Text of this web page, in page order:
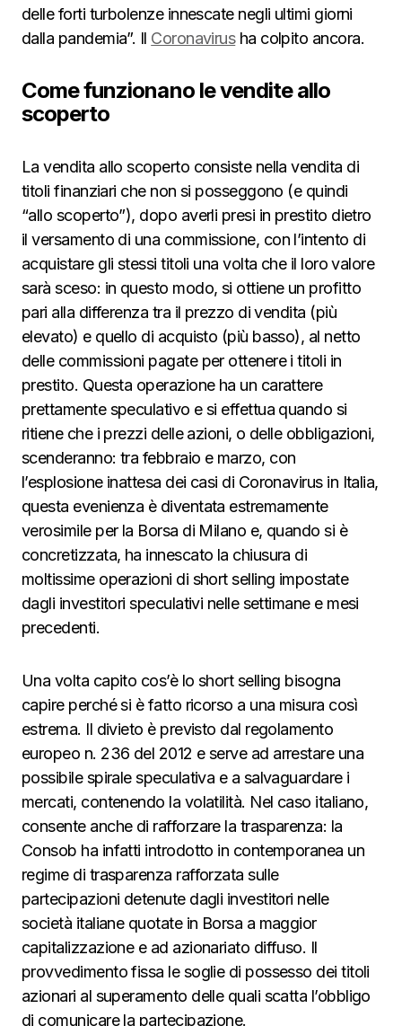
delle forti turbolenze innescate negli ultimi giorni
dalla pandemia”. Il Coronavirusha colpito ancora.
Come funzionano le vendite allo
scoperto
La vendita allo scoperto consiste nella vendita di
titoli finanziari che non si posseggono (e quindi
“allo scoperto”), dopo averli presi in prestito dietro
il versamento di una commissione, con l’intento di
acquistare gli stessi titoli una volta che il loro valore
sarà sceso: in questo modo, si ottiene un profitto
pari alla differenza tra il prezzo di vendita (più
elevato) e quello di acquisto (più basso), al netto
delle commissioni pagate per ottenere i titoli in
prestito. Questa operazione ha un carattere
prettamente speculativo e si effettua quando si
ritiene che i prezzi delle azioni, o delle obbligazioni,
scenderanno: tra febbraio e marzo, con
l’esplosione inattesa dei casi di Coronavirus in Italia,
questa evenienza è diventata estremamente
verosimile per la Borsa di Milano e, quando si è
concretizzata, ha innescato la chiusura di
moltissime operazioni di short selling impostate
dagli investitori speculativi nelle settimane e mesi
precedenti.
Una volta capito cos’è lo short selling bisogna
capire perché si è fatto ricorso a una misura così
estrema. Il divieto è previsto dal regolamento
europeo n. 236 del 2012 e serve ad arrestare una
possibile spirale speculativa e a salvaguardare i
mercati, contenendo la volatilità. Nel caso italiano,
consente anche di rafforzare la trasparenza: la
Consob ha infatti introdotto in contemporanea un
regime di trasparenza rafforzata sulle
partecipazioni detenute dagli investitori nelle
società italiane quotate in Borsa a maggior
capitalizzazione e ad azionariato diffuso. Il
provvedimento fissa le soglie di possesso dei titoli
azionari al superamento delle quali scatta l’obbligo
di comunicare la partecipazione.